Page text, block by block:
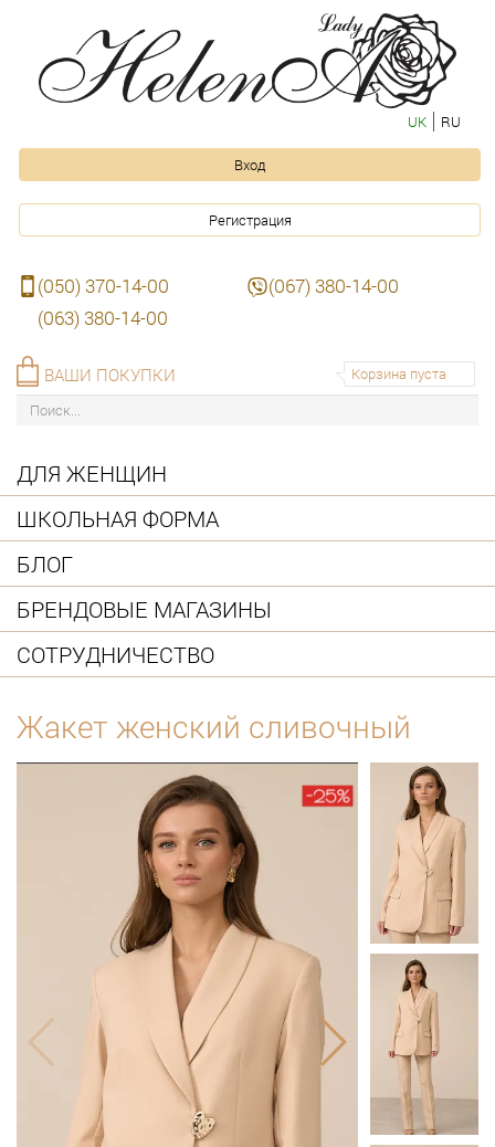
UK RU
Вход
Регистрация
(050) 370-14-00
(067) 380-14-00
(063) 380-14-00
Корзина пуста
ВАШИ ПОКУПКИ
ДЛЯ ЖЕНЩИН
ШКОЛЬНАЯ ФОРМА
БЛОГ
БРЕНДОВЫЕ МАГАЗИНЫ
СОТРУДНИЧЕСТВО
Жакет женский сливочный